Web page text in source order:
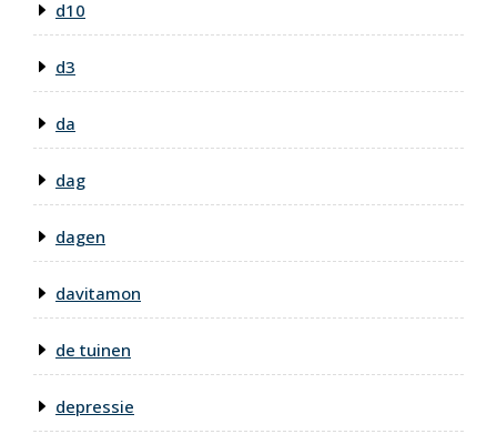
d10
d3
da
dag
dagen
davitamon
de tuinen
depressie